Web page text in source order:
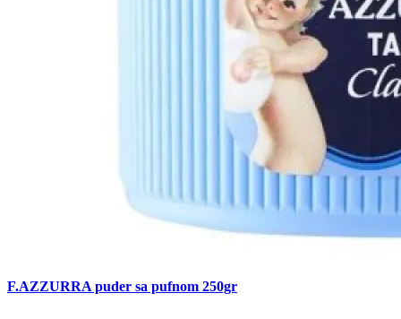
F.AZZURRA puder sa pufnom 250gr